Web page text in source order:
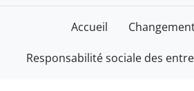
Accueil
Responsabilité sociale des